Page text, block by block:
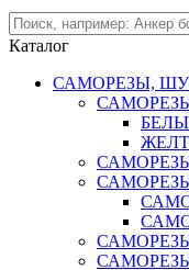
Каталог
САМОРЕЗЫ,